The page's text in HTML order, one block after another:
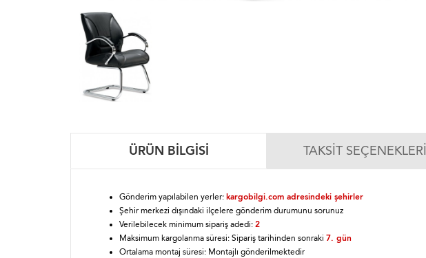
ÜRÜN BILGISI TAKSIT SEÇENEKLERI
Gönderim yapılabilen yerler: kargobilgi.com adresindeki şehirler
Şehir merkezi dışındaki ilçelere gönderim durumunu sorunuz
Verilebilecek minimum sipariş adedi: 2
Maksimum kargolanma süresi: Sipariş tarihinden sonraki 7. gün
Ortalama montaj süresi: Montajlı gönderilmektedir